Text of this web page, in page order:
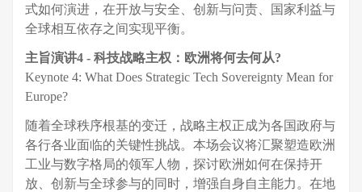
式如何演进，在开放与安全、创新与问责、国家利益与
全球相互依存之间实现平衡。
主旨演讲4 - 科技战略主权：欧洲将何去何从?
Keynote 4: What Does Strategic Tech Sovereignty Mean for
Europe?
随着全球秩序根基的变迁，战略主权正成为各国政府与
各行各业面临的关键性挑战。本场会议将汇聚塑造欧洲
工业与数字格局的领军人物，探讨欧洲如何在保持开
放、创新与全球参与的同时，增强自身自主能力。在地